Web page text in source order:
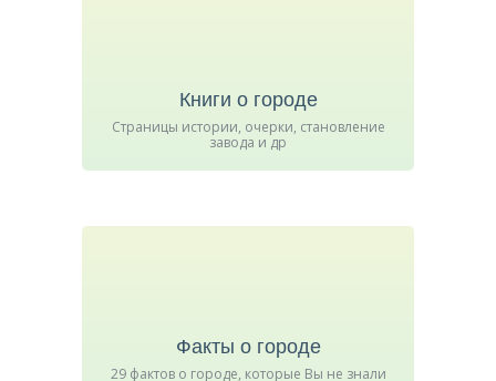
Книги о городе
Страницы истории, очерки, становление
завода и др
Факты о городе
29 фактов о городе, которые Вы не знали